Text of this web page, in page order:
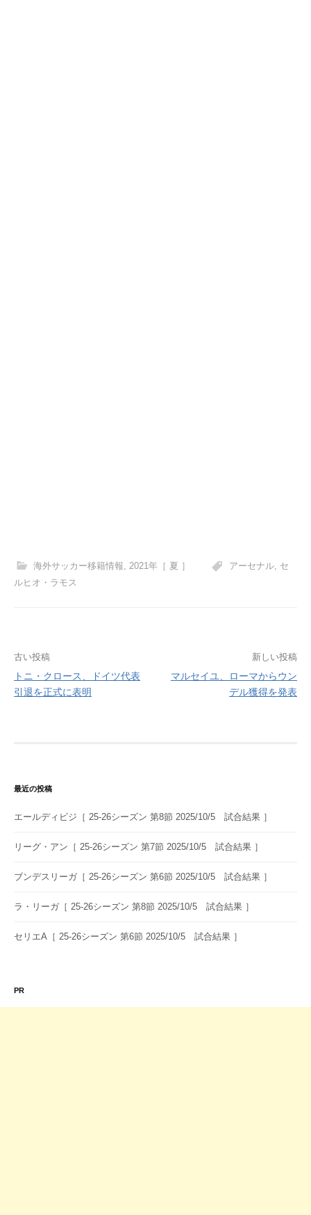
海外サッカー移籍情報, 2021年［ 夏 ］ アーセナル, セ
ルヒオ・ラモス
投
稿
ョ
ン
古い投稿
トニ・クロース、ドイツ代表
引退を正式に表明
新しい投稿
マルセイユ、ローマからウン
デル獲得を発表
最近の投稿
エールディビジ［ 25-26シーズン 第8節 2025/10/5 試合結果 ］
リーグ・アン［ 25-26シーズン 第7節 2025/10/5 試合結果 ］
ブンデスリーガ［ 25-26シーズン 第6節 2025/10/5 試合結果 ］
ラ・リーガ［ 25-26シーズン 第8節 2025/10/5 試合結果 ］
セリエA［ 25-26シーズン 第6節 2025/10/5 試合結果 ］
PR